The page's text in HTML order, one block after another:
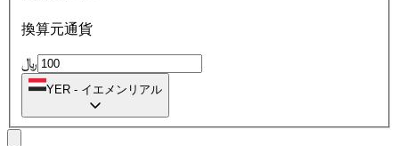
換算元通貨
﷼
YER - イエメンリアル